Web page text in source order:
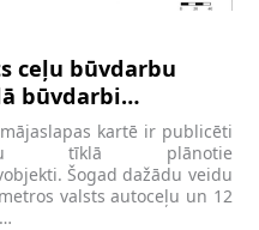
ceļu būvdarbu
būvdarbi
mājaslapas kartē ir publicēti
tīklā plānotie
Šogad dažādu veidu
valsts autoceļu un 12